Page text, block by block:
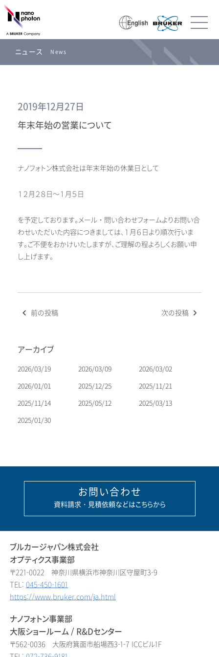
ニュース News
2019年12月27日
年末年始の営業について
ナノフォトン株式会社は年末年始の休業日として
１２月２８日～１月５日
を予定しております。メール・問い合わせフォームよりお問い合
わせいただいた内容につきましては、１月６日より順次行いま
す。ご不便をおかけいたしますが、ご理解の程よろしくお願い申
し上げます。
投
ビ
ー
シ
ン
前の投稿 次の投稿
アーカイブ
2026/03/19 2026/03/09
2026/03/02
2026/01/01
2025/12/25
2025/11/21
2025/11/14
2025/05/12
2025/03/13
2025/01/30
お問い合わせ
資料請求・見積依頼などはこちらから
ブルカージャパン株式会社
オプティクス事業部
〒221-0022 神奈川県横浜市神奈川区守屋町3-9
TEL: 045-450-1601
https://www.bruker.com/ja.html
ナノフォトン事業部
大阪ショールーム / R&Dセンター
〒562-0036 大阪府箕面市船場西3-1-7 ICCビル1F